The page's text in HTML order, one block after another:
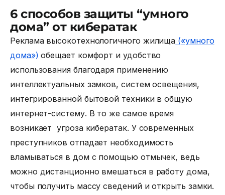
6 способов защиты “умного
дома” от кибератак
Реклама высокотехнологичного жилища («умного
дома») обещает комфорт и удобство
использования благодаря применению
интеллектуальных замков, систем освещения,
интегрированной бытовой техники в общую
интернет-систему. В то же самое время
возникает угроза кибератак. У современных
преступников отпадает необходимость
вламываться в дом с помощью отмычек, ведь
можно дистанционно вмешаться в работу дома,
чтобы получить массу сведений и открыть замки.